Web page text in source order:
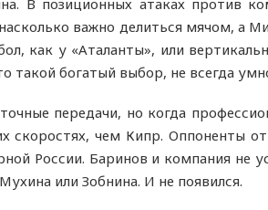
В позиционных атаках против
важно делиться мячом,
как у «Аталанты», или
такой богатый выбор, не всегда
передачи, но когда
скоростях, чем Кипр. Оппоненты
России. Баринов и компания не
или Зобнина. И не появился.